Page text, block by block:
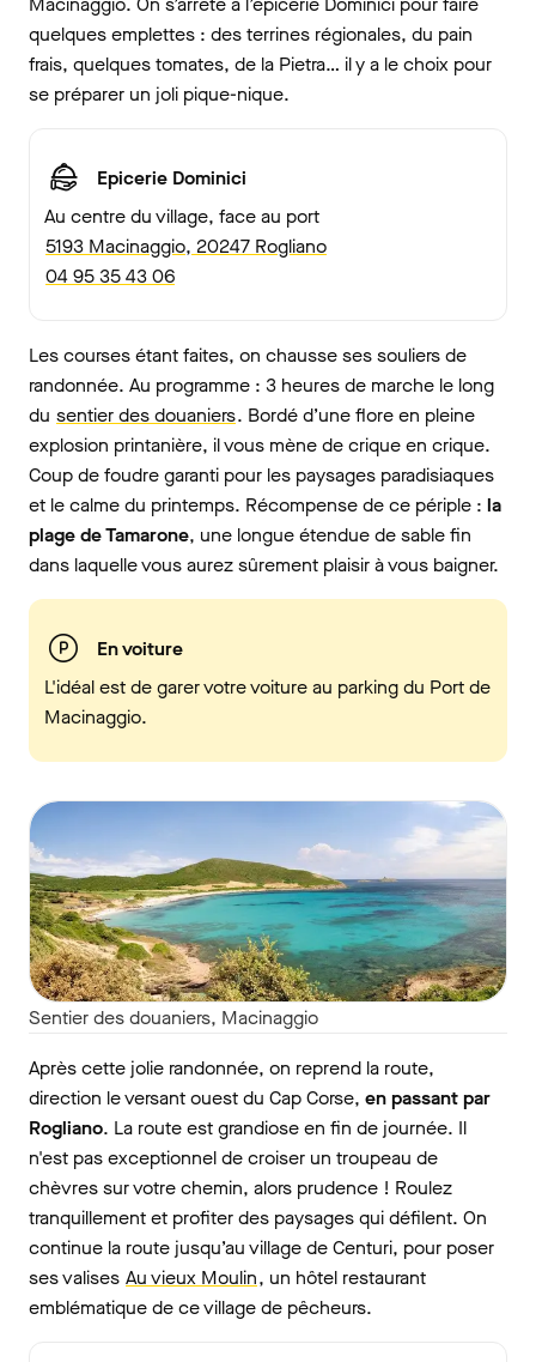
quelques emplettes : des terrines régionales, du pain
frais, quelques tomates, de la Pietra… il y a le choix pour
se préparer un joli pique-nique.
Epicerie Dominici
Au centre du village, face au port
5193 Macinaggio, 20247 Rogliano
04 95 35 43 06
Les courses étant faites, on chausse ses souliers de
randonnée. Au programme : 3 heures de marche le long
du sentier des douaniers. Bordé d’une flore en pleine
explosion printanière, il vous mène de crique en crique.
Coup de foudre garanti pour les paysages paradisiaques
et le calme du printemps. Récompense de ce périple : la
plage de Tamarone, une longue étendue de sable fin
dans laquelle vous aurez sûrement plaisir à vous baigner.
En voiture
L'idéal est de garer votre voiture au parking du Port de
Macinaggio.
Sentier des douaniers, Macinaggio
Après cette jolie randonnée, on reprend la route,
direction le versant ouest du Cap Corse, en passant par
Rogliano. La route est grandiose en fin de journée. Il
n'est pas exceptionnel de croiser un troupeau de
chèvres sur votre chemin, alors prudence ! Roulez
tranquillement et profiter des paysages qui défilent. On
continue la route jusqu’au village de Centuri, pour poser
ses valises Au vieux Moulin, un hôtel restaurant
emblématique de ce village de pêcheurs.